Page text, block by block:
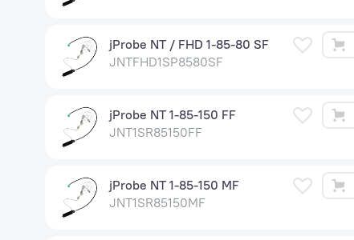
jProbe NT / FHD 1-85-80 SF
JNTFHD1SP8580SF
jProbe NT 1-85-150 FF
JNT1SR85150FF
jProbe NT 1-85-150 MF
JNT1SR85150MF